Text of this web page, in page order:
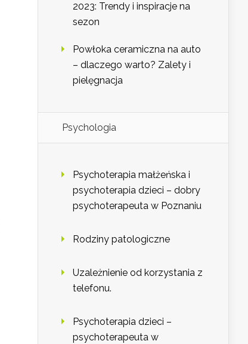
2023: Trendy i inspiracje na
sezon
Powłoka ceramiczna na auto
– dlaczego warto? Zalety i
pielęgnacja
Psychologia
Psychoterapia małżeńska i
psychoterapia dzieci – dobry
psychoterapeuta w Poznaniu
Rodziny patologiczne
Uzależnienie od korzystania z
telefonu.
Psychoterapia dzieci –
psychoterapeuta w